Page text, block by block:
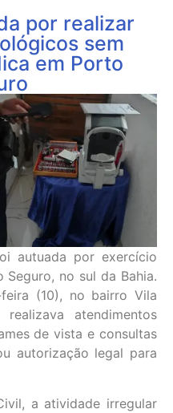
por realizar
sem
em Porto
autuada por exercício
no sul da Bahia.
(10), no bairro Vila
atendimentos
de vista e consultas
autorização legal para
a atividade irregular